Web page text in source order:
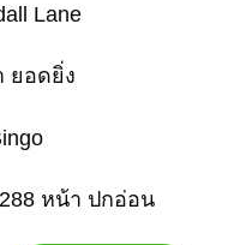
Lane
ยอดยิ่ง
288 หน้า ปกอ่อน